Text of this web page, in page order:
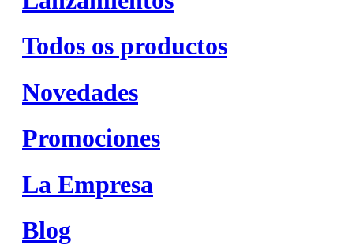
Todos os productos
Novedades
Promociones
La Empresa
Blog